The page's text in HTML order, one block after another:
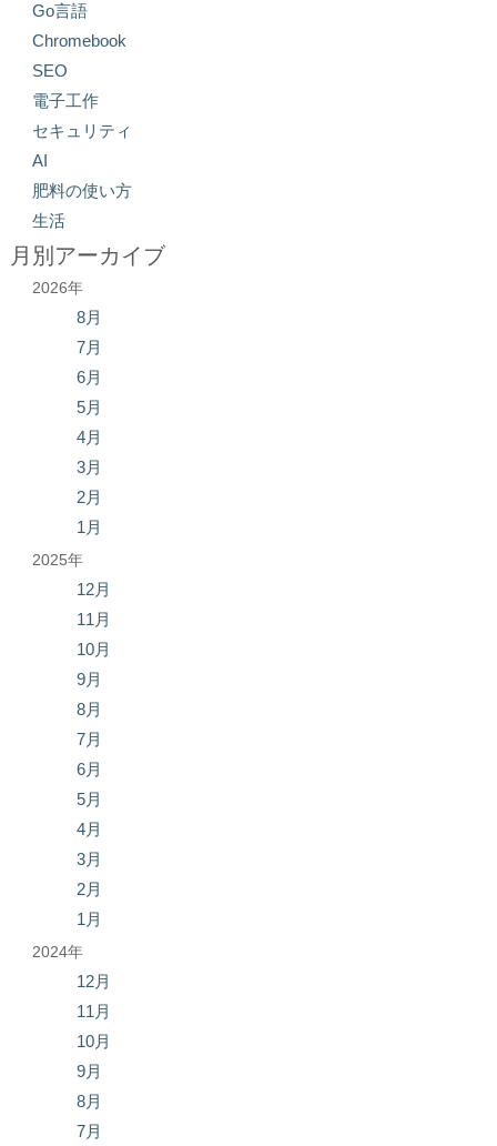
Go言語
Chromebook
SEO
電子工作
セキュリティ
AI
肥料の使い方
生活
月別アーカイブ
2026年
8月
7月
6月
5月
4月
3月
2月
1月
2025年
12月
11月
10月
9月
8月
7月
6月
5月
4月
3月
2月
1月
2024年
12月
11月
10月
9月
8月
7月